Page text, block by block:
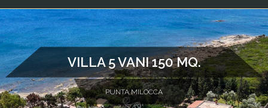
VILLA 5 VANI 150 MQ.
PUNTA MILOCCA